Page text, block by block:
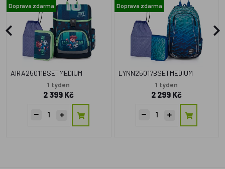
Doprava zdarma
AIRA25011BSETMEDIUM
1 týden
2 399 Kč
Doprava zdarma
LYNN25017BSETMEDIUM
1 týden
2 299 Kč